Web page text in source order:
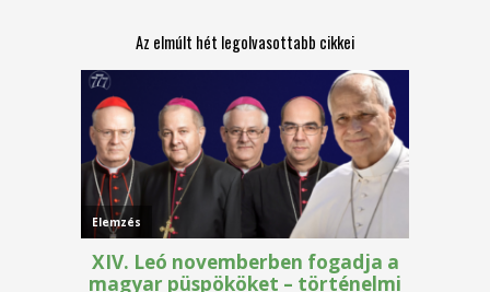
Az elmúlt hét legolvasottabb cikkei